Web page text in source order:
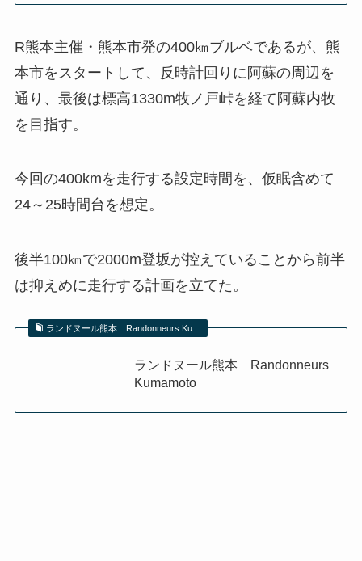
R熊本主催・熊本市発の400㎞ブルベであるが、熊
本市をスタートして、反時計回りに阿蘇の周辺を
通り、最後は標高1330m牧ノ戸峠を経て阿蘇内牧
を目指す。
今回の400kmを走行する設定時間を、仮眠含めて
24～25時間台を想定。
後半100㎞で2000m登坂が控えていることから前半
は抑えめに走行する計画を立てた。
ランドヌール熊本 Randonneurs Ku…
ランドヌール熊本 Randonneurs
Kumamoto